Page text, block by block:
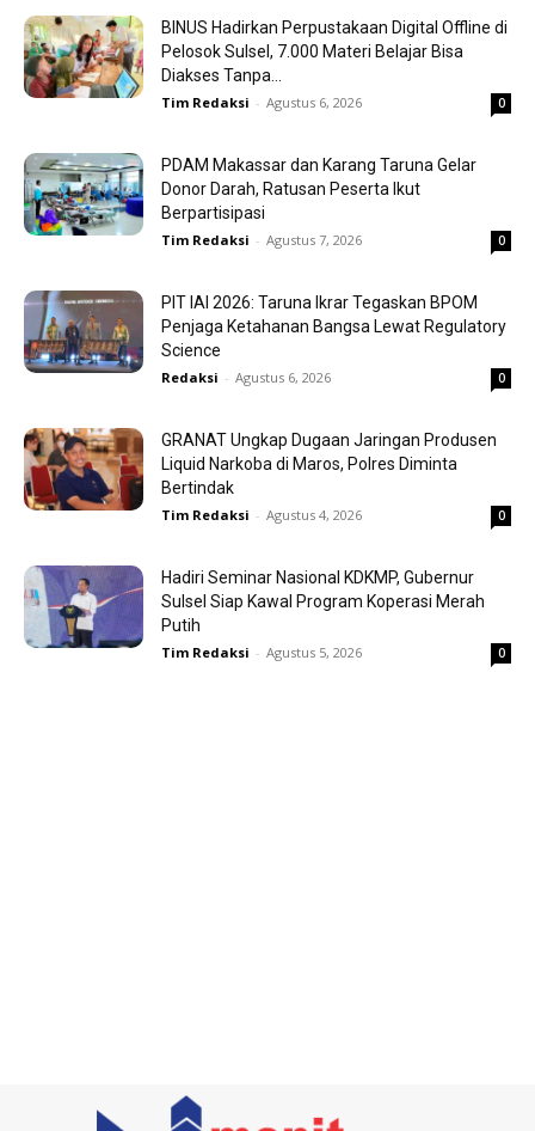
BINUS Hadirkan Perpustakaan Digital Offline di
Pelosok Sulsel, 7.000 Materi Belajar Bisa
Diakses Tanpa...
Tim Redaksi - Agustus 6, 2026 0
PDAM Makassar dan Karang Taruna Gelar
Donor Darah, Ratusan Peserta Ikut
Berpartisipasi
Tim Redaksi - Agustus 7, 2026 0
PIT IAI 2026: Taruna Ikrar Tegaskan BPOM
Penjaga Ketahanan Bangsa Lewat Regulatory
Science
Redaksi - Agustus 6, 2026 0
GRANAT Ungkap Dugaan Jaringan Produsen
Liquid Narkoba di Maros, Polres Diminta
Bertindak
Tim Redaksi - Agustus 4, 2026 0
Hadiri Seminar Nasional KDKMP, Gubernur
Sulsel Siap Kawal Program Koperasi Merah
Putih
Tim Redaksi - Agustus 5, 2026 0